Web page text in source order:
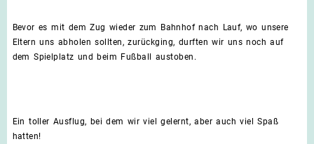
Bevor es mit dem Zug wieder zum Bahnhof nach Lauf, wo unsere
Eltern uns abholen sollten, zurückging, durften wir uns noch auf
dem Spielplatz und beim Fußball austoben.
Ein toller Ausflug, bei dem wir viel gelernt, aber auch viel Spaß
hatten!